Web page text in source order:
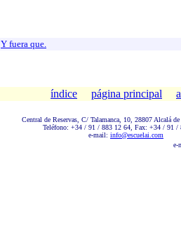
Y fuera que.
índice página principal
Central de Reservas, C/ Talamanca, 10, 28807 Alcalá
Teléfono: +34 / 91 / 883 12 64, Fax: +34 / 91 /
e-mail: info@escuelai.com
e-